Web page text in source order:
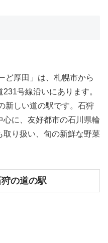
ど厚田」は、札幌市から
号線沿いにあります。
新しい道の駅です。石狩
に、友好都市の石川県輪
り扱い、旬の新鮮な野菜
の道の駅